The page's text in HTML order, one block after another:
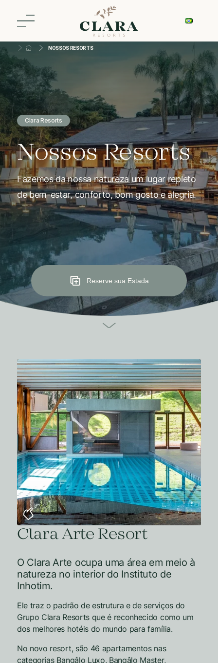
NOSSOS RESORTS
Clara Resorts
Nossos Resorts
Fazemos da nossa natureza um lugar repleto
de bem-estar, conforto, bom gosto e alegria.
Reserve sua Estada
Clara Arte Resort
O Clara Arte ocupa uma área em meio à
natureza no interior do Instituto de
Inhotim.
Ele traz o padrão de estrutura e de serviços do
Grupo Clara Resorts que é reconhecido como um
dos melhores hotéis do mundo para família.
No novo resort, são 46 apartamentos nas
categorias Bangâlo Luxo, Bangâlo Master,